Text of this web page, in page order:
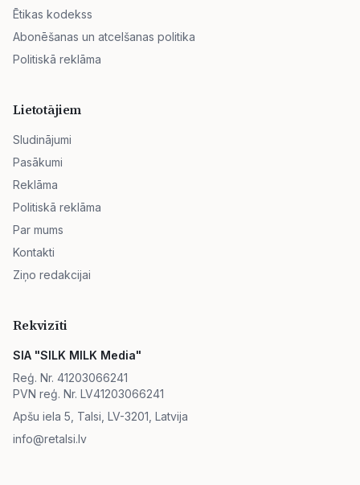
Ētikas kodekss
Abonēšanas un atcelšanas politika
Politiskā reklāma
Lietotājiem
Sludinājumi
Pasākumi
Reklāma
Politiskā reklāma
Par mums
Kontakti
Ziņo redakcijai
Rekvizīti
SIA "SILK MILK Media"
Reģ. Nr. 41203066241
PVN reģ. Nr. LV41203066241
Apšu iela 5, Talsi, LV-3201, Latvija
info@retalsi.lv